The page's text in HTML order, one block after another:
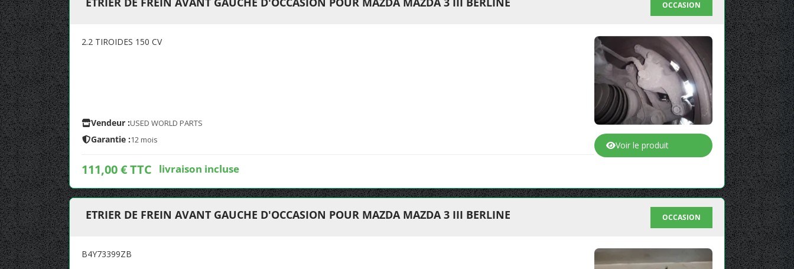
OCCASION
2.2 TIROIDES 150 CV
Vendeur :USED WORLD PARTS
Garantie :12 mois
111,00 € TTC livraison incluse
Voir le produit
ETRIER DE FREIN AVANT GAUCHE D'OCCASION POUR MAZDA MAZDA 3 III BERLINE OCCASION
B4Y73399ZB